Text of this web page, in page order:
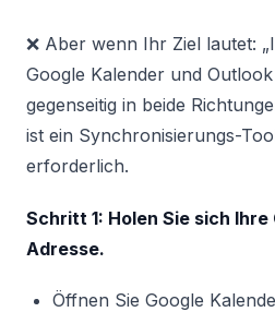
❌ Aber wenn Ihr Ziel lautet:
Google Kalender und
gegenseitig in beide
ist ein Synchronisierungs-
erforderlich.
Schritt 1: Holen Sie sich
Adresse.
Öffnen Sie Google